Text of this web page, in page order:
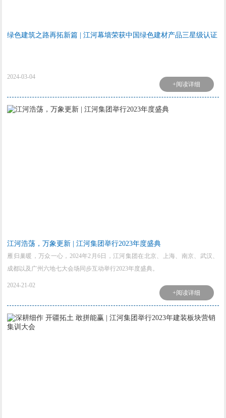
绿色建筑之路再拓新篇 | 江河幕墙荣获中国绿色建材产品三星级认证
2024-03-04
+阅读详细
江河浩荡，万象更新 | 江河集团举行2023年度盛典
雁归巢暖，万众一心，2024年2月6日，江河集团在北京、上海、南京、武汉、
成都以及广州六地七大会场同步互动举行2023年度盛典。
2024-21-02
+阅读详细